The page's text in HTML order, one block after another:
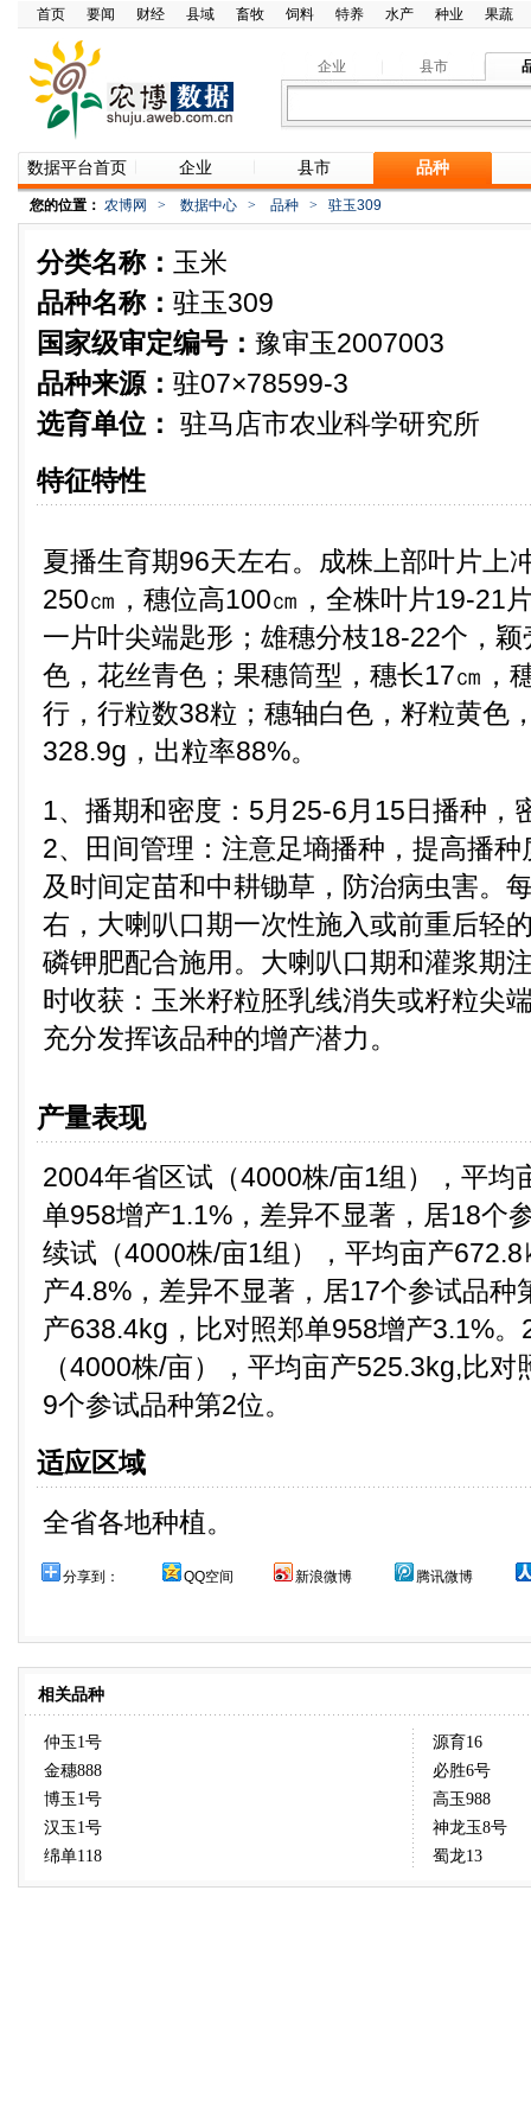
首页 要闻 财经 县域 畜牧 饲料 特养 水产 种业 果蔬
企业 县市
数据平台首页 企业 县市 品种
您的位置： 农博网 > 数据中心 > 品种 > 驻玉309
分类名称： 玉米
品种名称： 驻玉309
国家级审定编号： 豫审玉2007003
品种来源： 驻07×78599-3
选育单位： 驻马店市农业科学研究所
特征特性
夏播生育期96天左右。成株上部叶片上
250㎝，穗位高100㎝，全株叶片19-21
一片叶尖端匙形；雄穗分枝18-22个，
色，花丝青色；果穗筒型，穗长17㎝，
行，行粒数38粒；穗轴白色，籽粒黄色
328.9g，出粒率88%。
1、播期和密度：5月25-6月15日播种，
2、田间管理：注意足墒播种，提高播
及时间定苗和中耕锄草，防治病虫害。
右，大喇叭口期一次性施入或前重后轻
磷钾肥配合施用。大喇叭口期和灌浆期
时收获：玉米籽粒胚乳线消失或籽粒尖
充分发挥该品种的增产潜力。
产量表现
2004年省区试（4000株/亩1组），平均
单958增产1.1%，差异不显著，居18个
续试（4000株/亩1组），平均亩产
产4.8%，差异不显著，居17个参试品种
产638.4kg，比对照郑单958增产3.1%
（4000株/亩），平均亩产525.3kg,比
9个参试品种第2位。
适应区域
全省各地种植。
分享到： QQ空间 新浪微博 腾讯微博
相关品种
仲玉1号
金穗888
博玉1号
汉玉1号
绵单118
源育16
必胜6号
高玉988
神龙玉8号
蜀龙13